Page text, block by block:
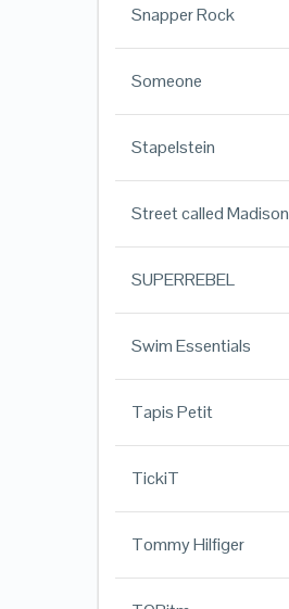
Snapper Rock
Someone
Stapelstein
Street called Madison
SUPERREBEL
Swim Essentials
Tapis Petit
TickiT
Tommy Hilfiger